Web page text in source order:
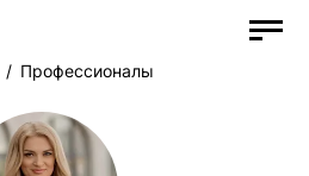
Профессионалы